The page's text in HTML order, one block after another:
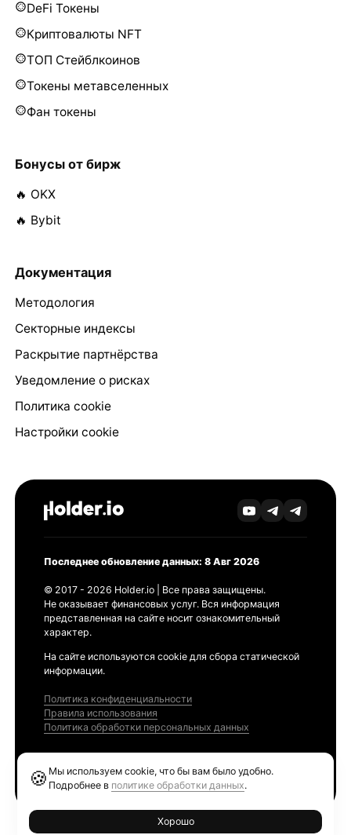
DeFi Токены
Криптовалюты NFT
ТОП Стейблкоинов
Токены метавселенных
Фан токены
Бонусы от бирж
🔥 OKX
🔥 Bybit
Документация
Методология
Секторные индексы
Раскрытие партнёрства
Уведомление о рисках
Политика cookie
Настройки cookie
Последнее обновление данных: 8 Авг 2026
© 2017 - 2026 Holder.io | Все права защищены.
Не оказывает финансовых услуг. Вся информация
представленная на сайте носит ознакомительный
характер.
На сайте используются cookie для сбора статической
информации.
Политика конфиденциальности
Правила использования
Политика обработки персональных данных
🍪 Мы используем cookie, что бы вам было удобно.
Подробнее в политике обработки данных.
Хорошо
Ethereum GAS Tracker